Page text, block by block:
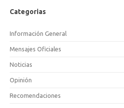
Categorias
Información General
Mensajes Oficiales
Noticias
Opinión
Recomendaciones